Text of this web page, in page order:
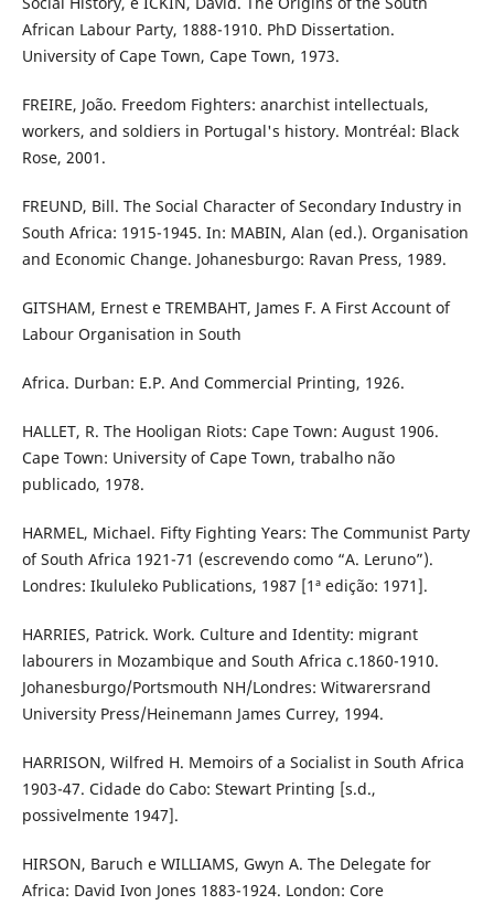
African Labour Party, 1888-1910. PhD Dissertation.
University of Cape Town, Cape Town, 1973.
FREIRE, João. Freedom Fighters: anarchist intellectuals,
workers, and soldiers in Portugal's history. Montréal: Black
Rose, 2001.
FREUND, Bill. The Social Character of Secondary Industry in
South Africa: 1915-1945. In: MABIN, Alan (ed.). Organisation
and Economic Change. Johanesburgo: Ravan Press, 1989.
GITSHAM, Ernest e TREMBAHT, James F. A First Account of
Labour Organisation in South
Africa. Durban: E.P. And Commercial Printing, 1926.
HALLET, R. The Hooligan Riots: Cape Town: August 1906.
Cape Town: University of Cape Town, trabalho não
publicado, 1978.
HARMEL, Michael. Fifty Fighting Years: The Communist Party
of South Africa 1921-71 (escrevendo como “A. Leruno”).
Londres: Ikululeko Publications, 1987 [1ª edição: 1971].
HARRIES, Patrick. Work. Culture and Identity: migrant
labourers in Mozambique and South Africa c.1860-1910.
Johanesburgo/Portsmouth NH/Londres: Witwarersrand
University Press/Heinemann James Currey, 1994.
HARRISON, Wilfred H. Memoirs of a Socialist in South Africa
1903-47. Cidade do Cabo: Stewart Printing [s.d.,
possivelmente 1947].
HIRSON, Baruch e WILLIAMS, Gwyn A. The Delegate for
Africa: David Ivon Jones 1883-1924. London: Core